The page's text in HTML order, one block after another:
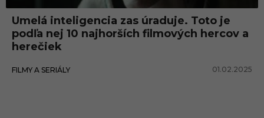
š
h
e
Umelá inteligencia zas úraduje. Toto je
podľa nej 10 najhorších filmových hercov a
herečiek
FILMY A SERIÁLY 01.02.2025